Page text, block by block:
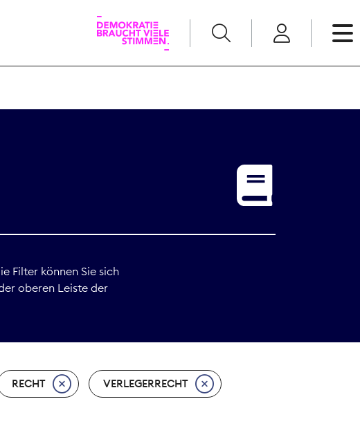
Print
Filter können Sie sich
oberen Leiste der
RECHT VERLEGERRECHT